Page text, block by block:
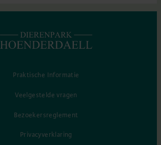
Praktische Informatie
Veelgestelde vragen
Bezoekersreglement
Privacyverklaring